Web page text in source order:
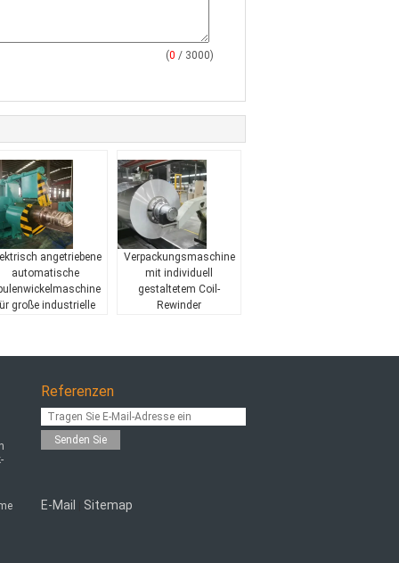
(0 / 3000)
angetriebene
automatische
große industrielle
Verpackungsmaschine
mit individuell
gestaltetem Coil-
Rewinder
Referenzen
Senden Sie
E-Mail Sitemap